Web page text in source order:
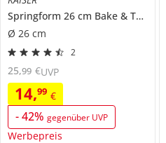
Springform 26 cm Bake & Take
Ø 26 cm
2
14,99 €
-42% gegenüber UVP
Werbepreis
25,99 €UVP